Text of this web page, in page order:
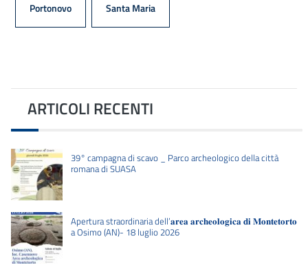
Portonovo Santa Maria
ARTICOLI RECENTI
39° campagna di scavo _ Parco archeologico della città
romana di SUASA
Apertura straordinaria dell’𝐚𝐫𝐞𝐚 𝐚𝐫𝐜𝐡𝐞𝐨𝐥𝐨𝐠𝐢𝐜𝐚 𝐝𝐢 𝐌𝐨𝐧𝐭𝐞𝐭𝐨𝐫𝐭𝐨
a Osimo (AN)- 18 luglio 2026